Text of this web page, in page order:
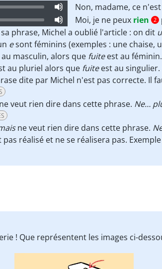
Non, madame, ce
Moi, je ne peux rien 2
phrase, Michel a oublié l'article : on dit
esont féminins (exemples : une chaise,
au masculin, alors que fuiteest au féminin.
au pluriel alors que fuiteest au singulier.
dite par Michel n'est pas correcte. Il
veut rien dire dans cette phrase. Ne…
ne veut rien dire dans cette phrase.
pas réalisé et ne se réalisera pas. Exemple
! Que représentent les images ci-